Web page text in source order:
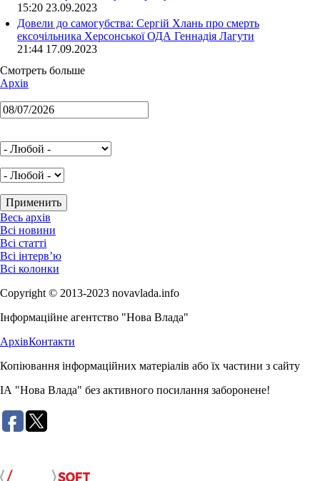
15:20 23.09.2023
Довели до самогубства: Сергій Хлань про смерть
ексочільника Херсонської ОДА Геннадія Лагути
21:44 17.09.2023
Смотреть больше
Архів
Весь архів
Всі новини
Всі статті
Всі інтерв’ю
Всі колонки
Copyright © 2013-2023 novavlada.info
Інформаційне агентство "Нова Влада"
АрхівКонтакти
Копіювання інформаційних матеріалів або їх частини з сайту
ІА "Нова Влада" без активного посилання заборонене!